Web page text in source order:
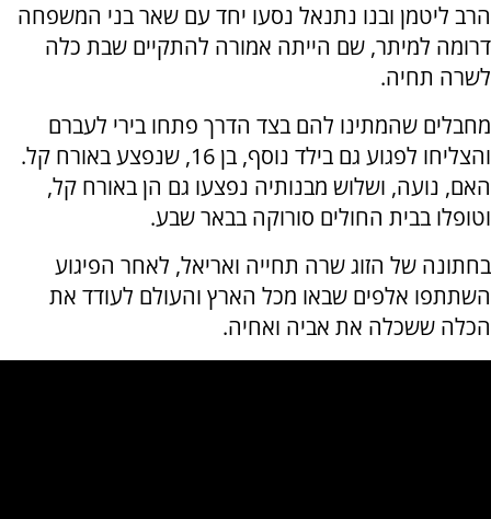
הרב ליטמן ובנו נתנאל נסעו יחד עם שאר בני המשפחה
דרומה למיתר, שם הייתה אמורה להתקיים שבת כלה
לשרה תחיה.
מחבלים שהמתינו להם בצד הדרך פתחו בירי לעברם
והצליחו לפגוע גם בילד נוסף, בן 16, שנפצע באורח קל.
האם, נועה, ושלוש מבנותיה נפצעו גם הן באורח קל,
וטופלו בבית החולים סורוקה בבאר שבע.
בחתונה של הזוג שרה תחייה ואריאל, לאחר הפיגוע
השתתפו אלפים שבאו מכל הארץ והעולם לעודד את
הכלה ששכלה את אביה ואחיה.